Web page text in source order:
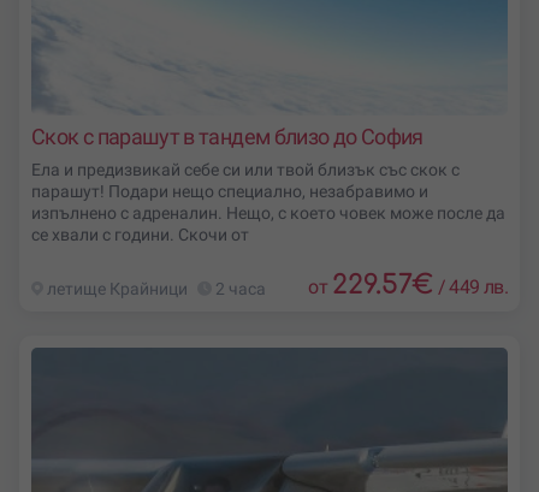
Скок с парашут в тандем близо до София
Ела и предизвикай себе си или твой близък със скок с
парашут! Подари нещо специално, незабравимо и
изпълнено с адреналин. Нещо, с което човек може после да
се хвали с години. Скочи от
летище Крайници 2 часа от 229.57€ /449 лв.